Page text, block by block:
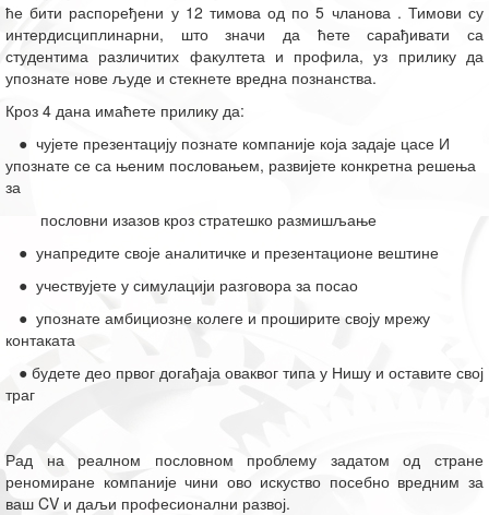
ће бити распоређени у 12 тимова од по 5 чланова . Тимови су
интердисциплинарни, што значи да ћете сарађивати са
студентима различитих факултета и профила, уз прилику да
упознате нове људе и стекнете вредна познанства.
Кроз 4 дана имаћете прилику да:
● чујете презентацију познате компаније која задаје цасе И
упознате се са њеним пословањем, развијете конкретна решења
за
пословни изазов кроз стратешко размишљање
● унапредите своје аналитичке и презентационе вештине
● учествујете у симулацији разговора за посао
● упознате амбициозне колеге и проширите своју мрежу
контаката
● будете део првог догађаја оваквог типа у Нишу и оставите свој
траг
Рад на реалном пословном проблему задатом од стране
реномиране компаније чини ово искуство посебно вредним за
ваш CV и даљи професионални развој.